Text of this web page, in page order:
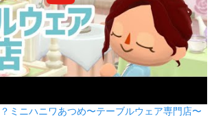
？ミニハニワあつめ〜テーブルウェア専門店〜